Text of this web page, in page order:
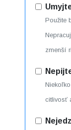
Použite
zmenší
citlivosť